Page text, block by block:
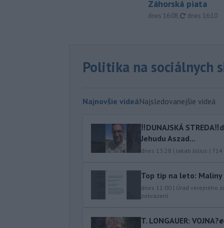
Záhorská piata
dnes 16:08, aktualizované
dnes 16:10
Politika na sociálnych
Najnovšie videáNajsledovanejšie videá
‼️DUNAJSKÁ
Jehudu Aszad...
dnes 13:28 |Jakab Július | 714
Top tip na leto:
dnes 11:00 | Úrad verejného
zobrazení
T. LONGAUER: